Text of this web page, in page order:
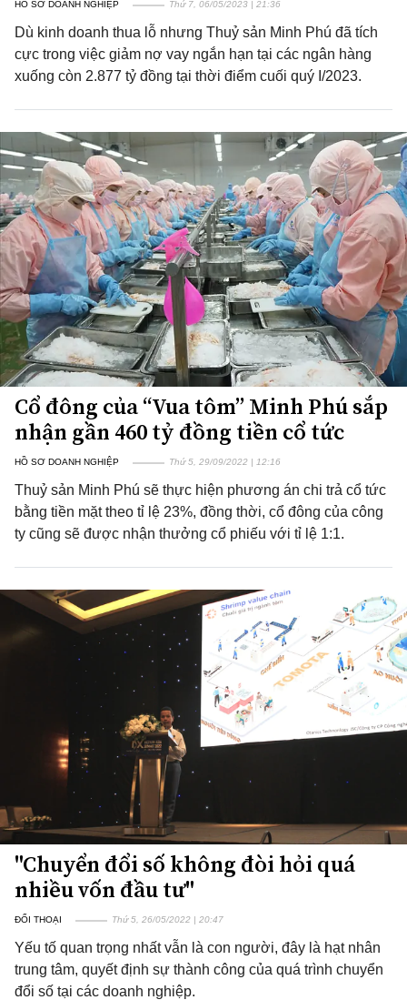
HỒ SƠ DOANH NGHIỆP Thứ 7, 06/05/2023 | 21:36
Dù kinh doanh thua lỗ nhưng Thuỷ sản Minh Phú đã tích
cực trong việc giảm nợ vay ngắn hạn tại các ngân hàng
xuống còn 2.877 tỷ đồng tại thời điểm cuối quý I/2023.
Cổ đông của “Vua tôm” Minh Phú sắp
nhận gần 460 tỷ đồng tiền cổ tức
HỒ SƠ DOANH NGHIỆP Thứ 5, 29/09/2022 | 12:16
Thuỷ sản Minh Phú sẽ thực hiện phương án chi trả cổ tức
bằng tiền mặt theo tỉ lệ 23%, đồng thời, cổ đông của công
ty cũng sẽ được nhận thưởng cổ phiếu với tỉ lệ 1:1.
"Chuyển đổi số không đòi hỏi quá
nhiều vốn đầu tư"
ĐỐI THOẠI Thứ 5, 26/05/2022 | 20:47
Yếu tố quan trọng nhất vẫn là con người, đây là hạt nhân
trung tâm, quyết định sự thành công của quá trình chuyển
đổi số tại các doanh nghiệp.